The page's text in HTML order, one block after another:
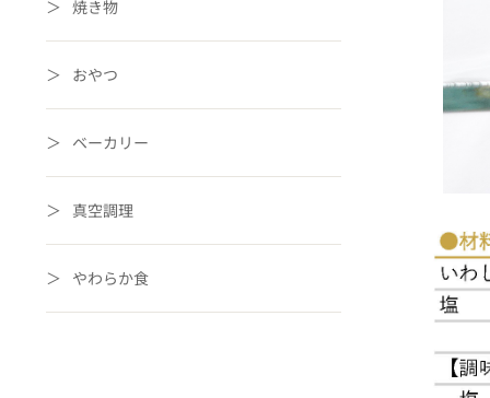
焼き物
おやつ
ベーカリー
真空調理
やわらか食